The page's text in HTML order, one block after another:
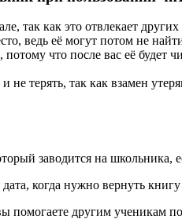
так как это отвлекает
ведь её могут потом не
что после вас её будет
не терять, так как взамен
заводится на школьника,
когда нужно вернуть книгу
помогаете другим ученикам